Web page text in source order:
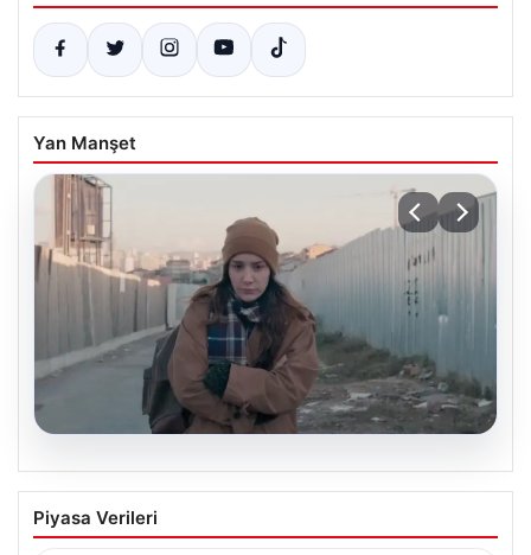
Yan Manşet
05.08.2026
Türk sinemasında farklı bir imza: Ceylan
Özgün Özçelik’in en iyi filmleri
Piyasa Verileri